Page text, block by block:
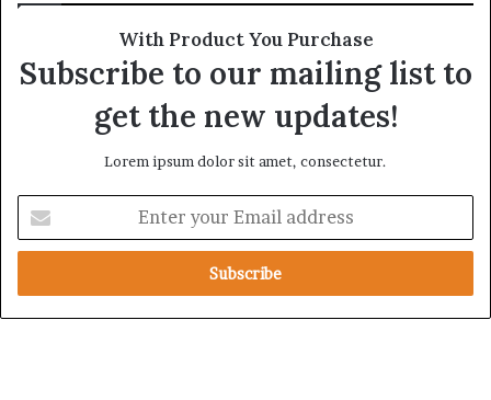
With Product You Purchase
Subscribe to our mailing list to
get the new updates!
Lorem ipsum dolor sit amet, consectetur.
t
r
y